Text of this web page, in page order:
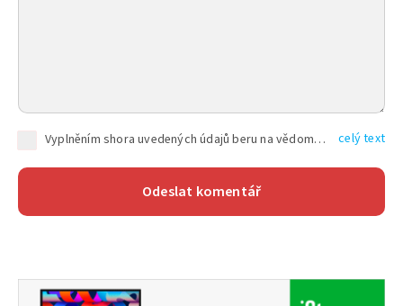
Vyplněním shora uvedených údajů beru na vědomí, že společnost TEXT FACTORY s.r.o., sídlem Brno, Durďákova 336/29, Černá Pole, PSČ: 613 00, IČ: 06157831, zapsané u Krajského soudu v Brně, oddíl C, vložka 100399, bude zpracovávat mé osobní údaje uvedené v rámci mnou vyplněného registračního formuláře na základě oprávněných zájmů TEXT FACTORY s.r.o. dle čl. 6 odst. 1 písm. f) GDPR a pro splnění právních povinností (čl. 6 odst. 1 písm. c) GDPR), a to pro tyto účely: nezbytnost zajistit oprávnění návštěvníka webových stránek provozovaných společností TEXT FACTORY s.r.o. přispívat aktivně ke zveřejněným článkům nebo v rámci diskusních fór a výkon práv TEXT FACTORY s.r.o. jako administrátora těchto diskusních fór. Více informací o zpracování osobních údajů a právech lze nalézt v celý text